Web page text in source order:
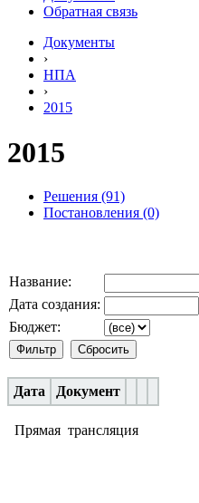
Обратная связь
Документы
›
НПА
›
2015
2015
Решения (91)
Постановления (0)
Название:
Дата создания:
Бюджет:
Дата Документ
Прямая трансляция